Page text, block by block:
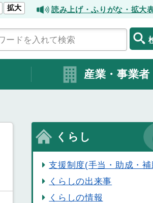
拡大 読み上げ・ふりがな・拡大
産業・事業者
くらし
支援制度(手当・助成・補
くらしの出来事
くらしの情報